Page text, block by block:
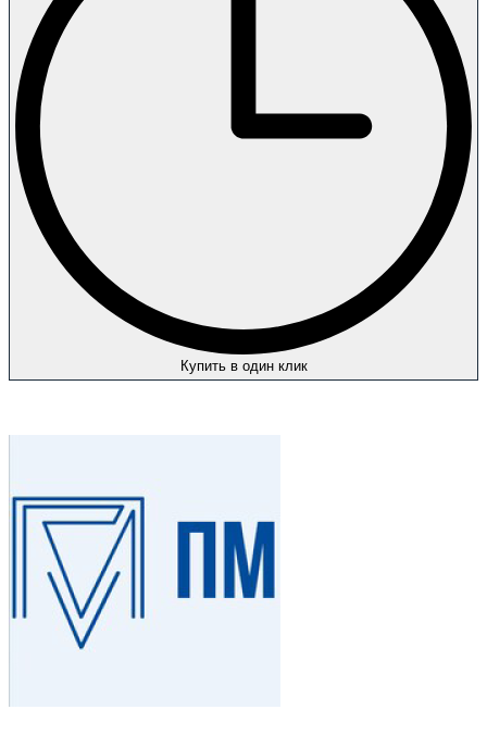
Купить в один клик